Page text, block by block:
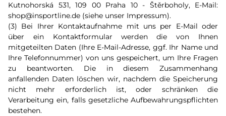
Kutnohorská 531, 109 00 Praha 10 - Štěrboholy, E-Mail:
shop@insportline.de (siehe unser Impressum).
(3) Bei Ihrer Kontaktaufnahme mit uns per E-Mail oder
über ein Kontaktformular werden die von Ihnen
mitgeteilten Daten (Ihre E-Mail-Adresse, ggf. Ihr Name und
Ihre Telefonnummer) von uns gespeichert, um Ihre Fragen
zu beantworten. Die in diesem Zusammenhang
anfallenden Daten löschen wir, nachdem die Speicherung
nicht mehr erforderlich ist, oder schränken die
Verarbeitung ein, falls gesetzliche Aufbewahrungspflichten
bestehen.